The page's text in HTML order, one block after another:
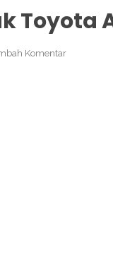
Toyota
Komentar